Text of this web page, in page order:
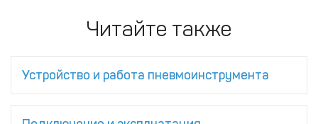
Читайте также
Устройство и работа пневмоинструмента